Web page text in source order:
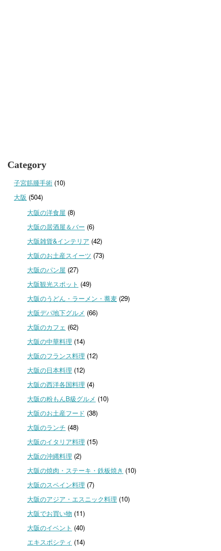
Category
子宮筋腫手術 (10)
大阪 (504)
大阪の洋食屋 (8)
大阪の居酒屋＆バー (6)
大阪雑貨&インテリア (42)
大阪のお土産スイーツ (73)
大阪のパン屋 (27)
大阪観光スポット (49)
大阪のうどん・ラーメン・蕎麦(29)
大阪デパ地下グルメ (66)
大阪のカフェ (62)
大阪の中華料理 (14)
大阪のフランス料理 (12)
大阪の日本料理 (12)
大阪の西洋各国料理 (4)
大阪の粉もんB級グルメ (10)
大阪のお土産フード (38)
大阪のランチ (48)
大阪のイタリア料理 (15)
大阪の沖縄料理 (2)
大阪の焼肉・ステーキ・鉄板焼き (10)
大阪のスペイン料理 (7)
大阪のアジア・エスニック料理 (10)
大阪でお買い物 (11)
大阪のイベント (40)
エキスポシティ (14)